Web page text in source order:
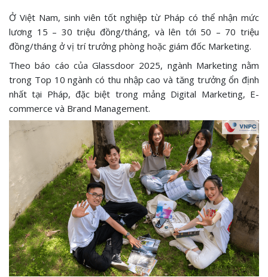
Ở Việt Nam, sinh viên tốt nghiệp từ Pháp có thể nhận mức
lương 15 – 30 triệu đồng/tháng, và lên tới 50 – 70 triệu
đồng/tháng ở vị trí trưởng phòng hoặc giám đốc Marketing.
Theo báo cáo của Glassdoor 2025, ngành Marketing nằm
trong Top 10 ngành có thu nhập cao và tăng trưởng ổn định
nhất tại Pháp, đặc biệt trong mảng Digital Marketing, E-
commerce và Brand Management.